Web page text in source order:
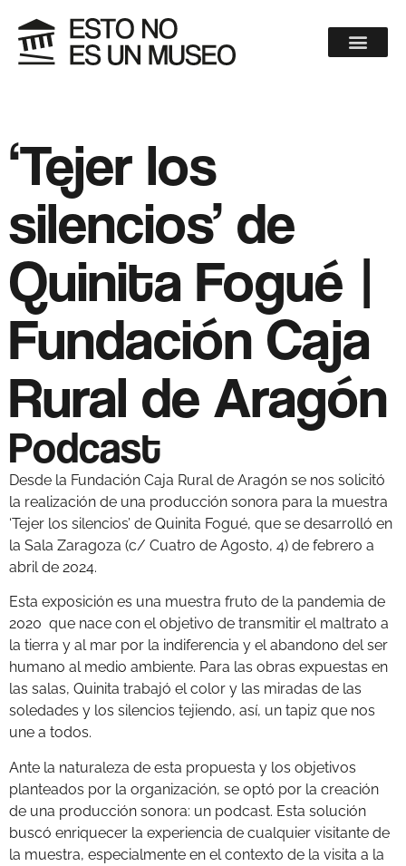
‘Tejer los
silencios’ de
Quinita Fogué |
Fundación Caja
Rural de Aragón
Podcast
Desde la Fundación Caja Rural de Aragón se nos solicitó
la realización de una producción sonora para la muestra
‘Tejer los silencios’ de Quinita Fogué, que se desarrolló en
la Sala Zaragoza (c/ Cuatro de Agosto, 4) de febrero a
abril de 2024.
Esta exposición es una muestra fruto de la pandemia de
2020 que nace con el objetivo de transmitir el maltrato a
la tierra y al mar por la indiferencia y el abandono del ser
humano al medio ambiente. Para las obras expuestas en
las salas, Quinita trabajó el color y las miradas de las
soledades y los silencios tejiendo, así, un tapiz que nos
une a todos.
Ante la naturaleza de esta propuesta y los objetivos
planteados por la organización, se optó por la creación
de una producción sonora: un podcast. Esta solución
buscó enriquecer la experiencia de cualquier visitante de
la muestra, especialmente en el contexto de la visita a la